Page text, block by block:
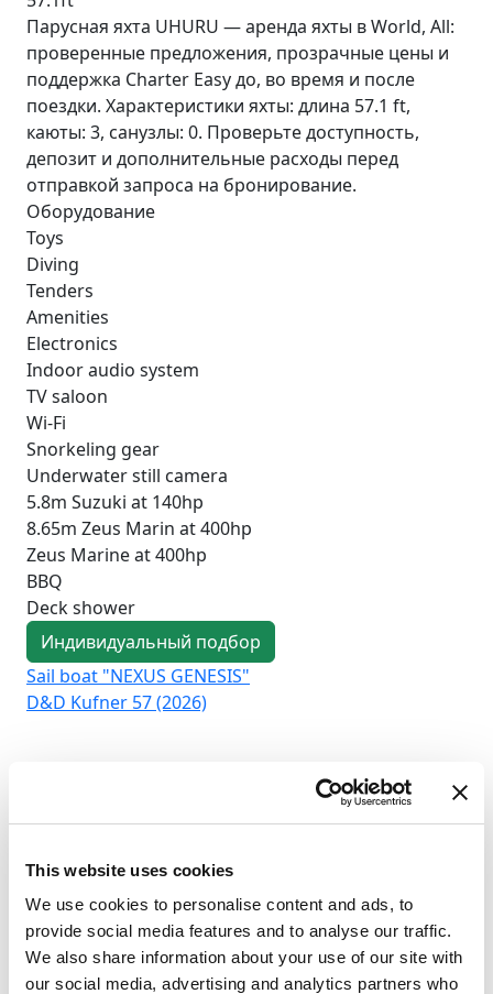
This website uses cookies
We use cookies to personalise content and ads, to
provide social media features and to analyse our traffic.
We also share information about your use of our site with
our social media, advertising and analytics partners who
Парусная яхта UHURU — аренда яхты в World, All:
проверенные предложения, прозрачные цены и
поддержка Charter Easy до, во время и после
поездки. Характеристики яхты: длина 57.1 ft,
каюты: 3, санузлы: 0. Проверьте доступность,
депозит и дополнительные расходы перед
отправкой запроса на бронирование.
Оборудование
Toys
Diving
Tenders
Amenities
Electronics
Indoor audio system
TV saloon
Wi-Fi
Snorkeling gear
Underwater still camera
5.8m Suzuki at 140hp
8.65m Zeus Marin at 400hp
Zeus Marine at 400hp
BBQ
Deck shower
Индивидуальный подбор
Sail boat "NEXUS GENESIS"
D&D Kufner 57 (2026)